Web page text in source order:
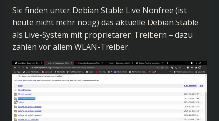
Sie finden unter Debian Stable Live Nonfree (ist
heute nicht mehr nötig) das aktuelle Debian Stable
als Live-System mit proprietären Treibern – dazu
zählen vor allem WLAN-Treiber.